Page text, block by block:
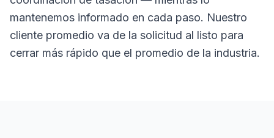
mantenemos informado en cada paso. Nuestro
cliente promedio va de la solicitud al listo para
cerrar más rápido que el promedio de la industria.